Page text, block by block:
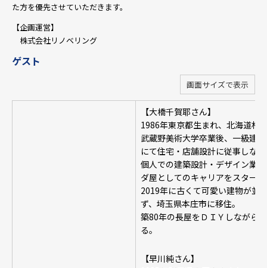
た方を優先させていただきます。
【企画運営】
株式会社リノベリング
ゲスト
画面サイズで表示
【大橋千賀耶さん】
1986年東京都生まれ、北海道札
武蔵野美術大学卒業後、一級建
にて住宅・店舗設計に従事しな
個人での建築設計・デザイン業
ダ屋としてのキャリアをスター
2019年に古くて可愛い建物が並
ず、埼玉県本庄市に移住。
築80年の長屋をＤＩＹしながら
る。
【早川純さん】